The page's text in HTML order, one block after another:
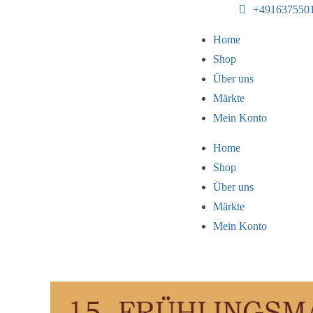
Home
Shop
Über uns
Märkte
Mein Konto
Home
Shop
Über uns
Märkte
Mein Konto